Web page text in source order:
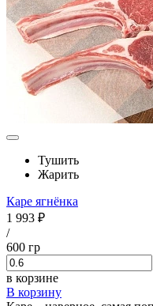
Тушить
Жарить
Каре ягнёнка
1 993 ₽
/
600 гр
в корзине
В корзину